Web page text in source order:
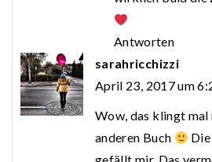
Antworten
sarahricchizzi
April 23, 2017 um
Wow, das klingt mal
anderen Buch